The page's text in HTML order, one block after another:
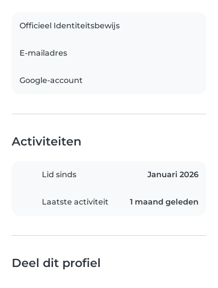
Officieel Identiteitsbewijs
E-mailadres
Google-account
Activiteiten
Lid sinds Januari 2026
Laatste activiteit 1 maand geleden
Deel dit profiel